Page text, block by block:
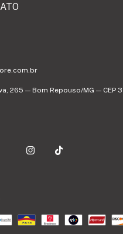
265 — Bom Repouso/MG — CEP